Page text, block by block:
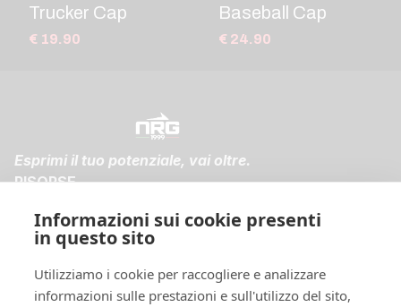
Trucker Cap
€ 19.90
Baseball Cap
€ 24.90
Esprimi il tuo potenziale, vai oltre.
RISORSE
Spedizioni e Resi
Diventa membro
NOTE LEGALI
Condizioni di vendita
Informazioni sui cookie presenti
in questo sito
Utilizziamo i cookie per raccogliere e analizzare
informazioni sulle prestazioni e sull'utilizzo del sito,